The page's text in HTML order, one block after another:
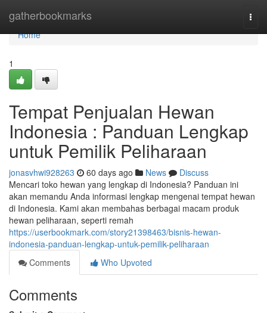
gatherbookmarks
Home
Home
1
Tempat Penjualan Hewan
Indonesia : Panduan Lengkap
untuk Pemilik Peliharaan
jonasvhwi928263 60 days ago News
Discuss
Mencari toko hewan yang lengkap di Indonesia? Panduan ini
akan memandu Anda informasi lengkap mengenai tempat hewan
di Indonesia. Kami akan membahas berbagai macam produk
hewan peliharaan, seperti remah
https://userbookmark.com/story21398463/bisnis-hewan-
indonesia-panduan-lengkap-untuk-pemilik-peliharaan
Comments
Who Upvoted
Comments